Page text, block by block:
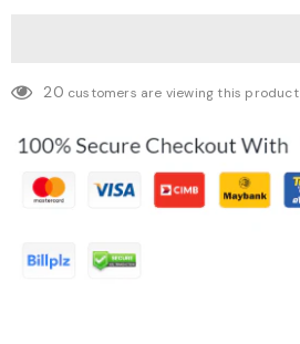
20 customers are viewing this product